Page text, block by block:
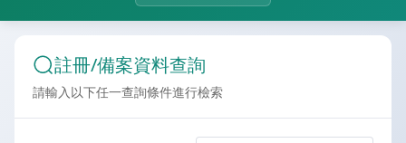
註冊/備案資料查詢
請輸入以下任一查詢條件進行檢索